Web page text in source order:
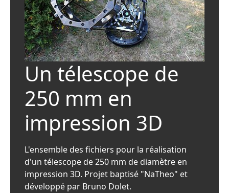
Un télescope de
250 mm en
impression 3D
L'ensemble des fichiers pour la réalisation
d'un télescope de 250 mm de diamètre en
impression 3D. Projet baptisé "NaTheo" et
développé par Bruno Dolet.